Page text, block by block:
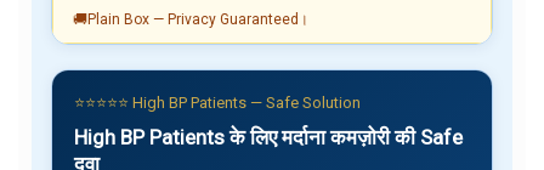
🚚Plain Box — Privacy Guaranteed।
⭐⭐⭐⭐⭐ High BP Patients — Safe Solution
High BP Patients के लिए मर्दाना कमज़ोरी की Safe
दवा